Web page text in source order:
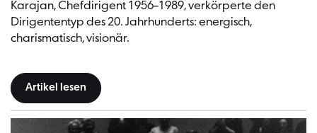
Karajan, Chefdirigent 1956–1989, verkörperte den
Dirigententyp des 20. Jahrhunderts: energisch,
charismatisch, visionär.
Artikel lesen